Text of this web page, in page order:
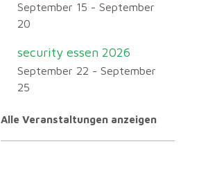
September 15 - September
20
security essen 2026
September 22 - September
25
Alle Veranstaltungen anzeigen